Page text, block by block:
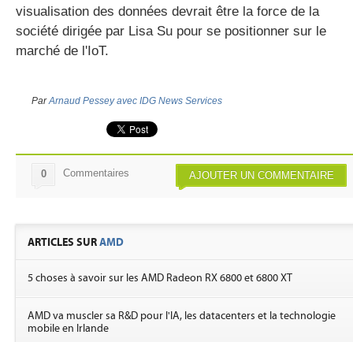
visualisation des données devrait être la force de la
société dirigée par Lisa Su pour se positionner sur le
marché de l'IoT.
ParArnaud Pessey avec IDG News Services
AJOUTER UN COMMENTAIRE
0 Commentaires
ARTICLES SURAMD
5 choses à savoir sur les AMD Radeon RX 6800 et 6800 XT
AMD va muscler sa R&D pour l'IA, les datacenters et la technologie
mobile en Irlande